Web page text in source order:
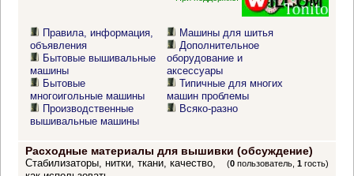
Правила, информация,
объявления
Бытовые вышивальные
машины
Бытовые
многоигольные машины
Производственные
вышивальные машины
Машины для шитья
Дополнительное
оборудование и
аксессуары
Типичные для многих
машин проблемы
Всяко-разно
Расходные материалы для вышивки (обсуждение)
(0 пользователь,1 гость)
Стабилизаторы, нитки, ткани, качество,